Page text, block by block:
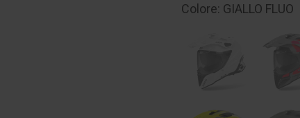
Colore: GIALLO FLUO